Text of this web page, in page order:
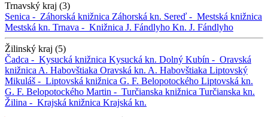
Trnavský kraj (3)
Senica - Záhorská knižnica Záhorská kn. Sereď - Mestská knižnica
Mestská kn. Trnava - Knižnica J. Fándlyho Kn. J. Fándlyho
Žilinský kraj (5)
Čadca - Kysucká knižnica Kysucká kn. Dolný Kubín - Oravská
knižnica A. Habovštiaka Oravská kn. A. Habovštiaka Liptovský
Mikuláš - Liptovská knižnica G. F. Belopotockého Liptovská kn.
G. F. Belopotockého Martin - Turčianska knižnica Turčianska kn.
Žilina - Krajská knižnica Krajská kn.